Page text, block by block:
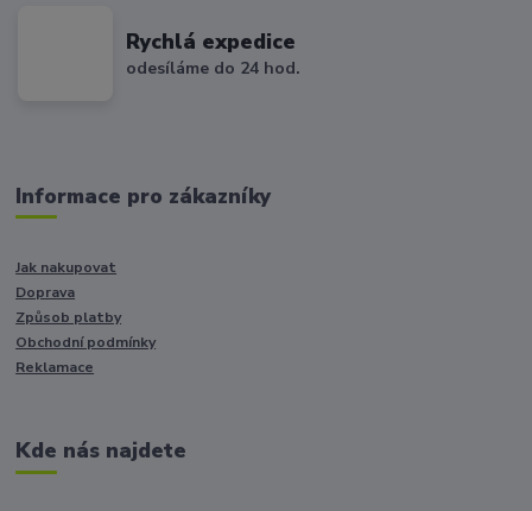
Rychlá expedice
odesíláme do 24 hod.
Informace pro zákazníky
Jak nakupovat
Doprava
Způsob platby
Obchodní podmínky
Reklamace
Kde nás najdete